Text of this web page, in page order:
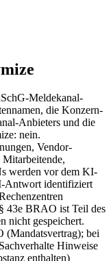
Meldekanal-
die Konzern-
Anbieters und die
nein.
Vendor-
werden vor dem KI-
Antwort identifiziert
43e BRAO ist Teil des
nicht gespeichert.
(Mandatsvertrag); bei
Hinweise
enthalten)